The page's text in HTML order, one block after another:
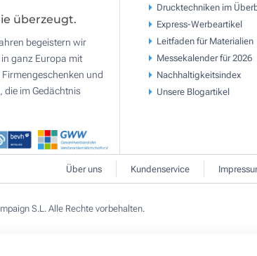
überzeugt.
begeistern wir
ganz Europa mit
und
die im Gedächtnis
Drucktechniken im
Express-Werbeartikel
Leitfaden für Materialien
Messekalender für 2026
Nachhaltigkeitsindex
Unsere Blogartikel
Über uns Kundenservice
S.L. Alle Rechte vorbehalten.